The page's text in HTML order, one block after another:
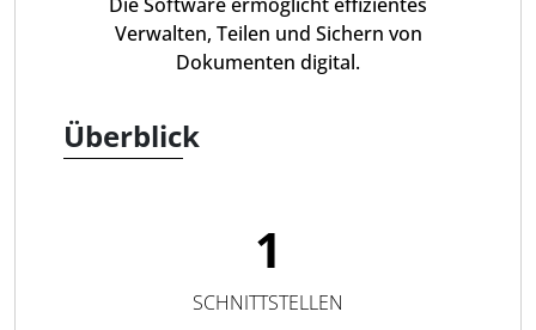
Verwalten, Teilen und Sichern von
Dokumenten digital.
Überblick
1
SCHNITTSTELLEN